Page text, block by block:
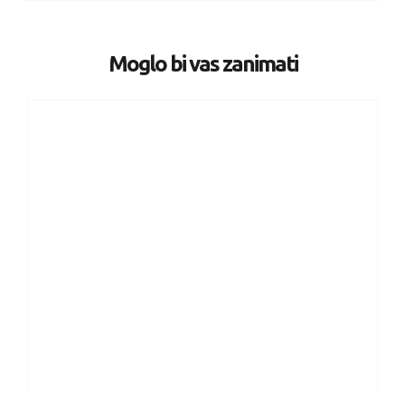
Moglo bi vas zanimati